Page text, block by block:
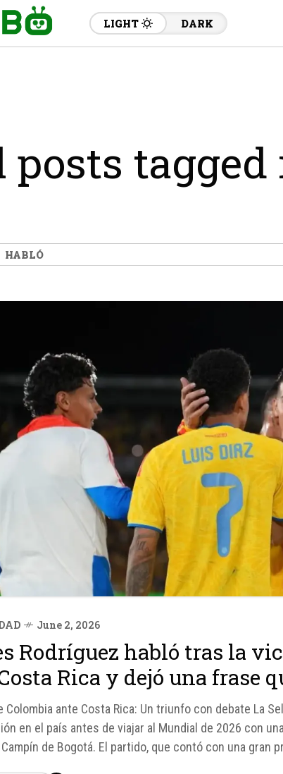
LIGHT DARK
posts tagged
HABLÓ
June 2, 2026
Rodríguez habló tras la
Rica y dejó una frase
Colombia ante Costa Rica: Un triunfo con debate La
en el país antes de viajar al Mundial de 2026 con
de Bogotá. El partido, que contó con una gran